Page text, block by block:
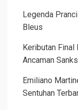
Legenda
Bleus
Keributan Final
Ancaman
Emiliano
Sentuhan